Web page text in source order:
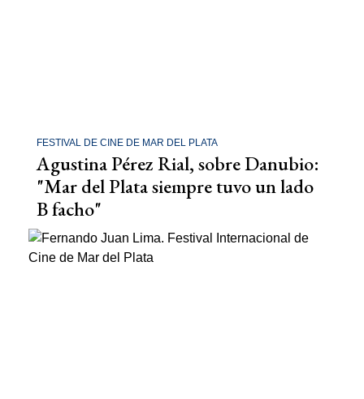
FESTIVAL DE CINE DE MAR DEL PLATA
Agustina Pérez Rial, sobre Danubio:
"Mar del Plata siempre tuvo un lado
B facho"